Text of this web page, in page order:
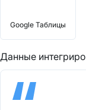
Google Таблицы
Данные